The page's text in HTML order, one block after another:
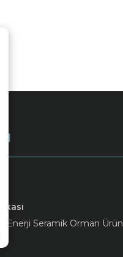
Enerji Seramik Orman